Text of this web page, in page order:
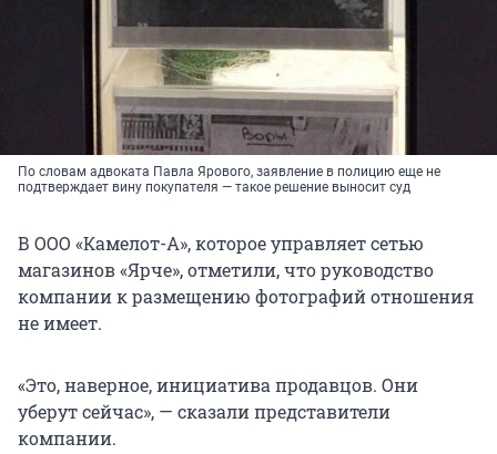
По словам адвоката Павла Ярового, заявление в полицию еще не
подтверждает вину покупателя — такое решение выносит суд
В ООО «Камелот-А», которое управляет сетью
магазинов «Ярче», отметили, что руководство
компании к размещению фотографий отношения
не имеет.
«Это, наверное, инициатива продавцов. Они
уберут сейчас», — сказали представители
компании.